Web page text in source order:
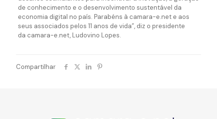
de conhecimento e o desenvolvimento sustentável da
economia digital no país. Parabéns à camara-e.net e aos
seus associados pelos 11 anos de vida”, diz o presidente
da camara-e.net, Ludovino Lopes.
Compartilhar